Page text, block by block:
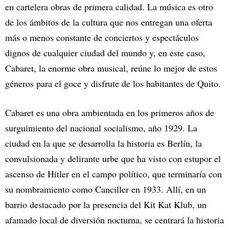
en cartelera obras de primera calidad. La música es otro
de los ámbitos de la cultura que nos entregan una oferta
más o menos constante de conciertos y espectáculos
dignos de cualquier ciudad del mundo y, en este caso,
Cabaret, la enorme obra musical, reúne lo mejor de estos
géneros para el goce y disfrute de los habitantes de Quito.
Cabaret es una obra ambientada en los primeros años de
surguimiento del nacional socialismo, año 1929. La
ciudad en la que se desarrolla la historia es Berlín, la
convulsionada y delirante urbe que ha visto con estupor el
ascenso de Hitler en el campo político, que terminaría con
su nombramiento como Canciller en 1933. Allí, en un
barrio destacado por la presencia del Kit Kat Klub, un
afamado local de diversión nocturna, se centrará la historia